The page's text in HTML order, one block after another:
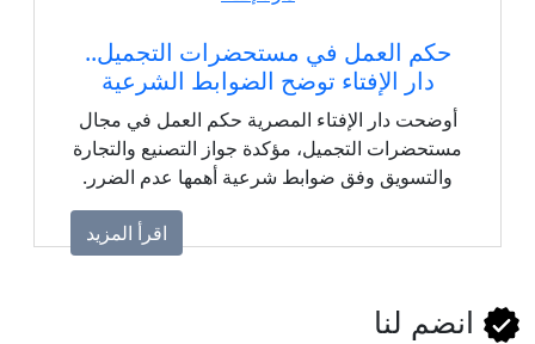
حكم العمل في مستحضرات التجميل..
دار الإفتاء توضح الضوابط الشرعية
أوضحت دار الإفتاء المصرية حكم العمل في مجال
مستحضرات التجميل، مؤكدة جواز التصنيع والتجارة
والتسويق وفق ضوابط شرعية أهمها عدم الضرر.
اقرأ المزيد
انضم لنا